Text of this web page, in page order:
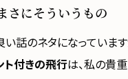
さにそういうもの
話のネタになっています
ト付きの飛行は、私の貴